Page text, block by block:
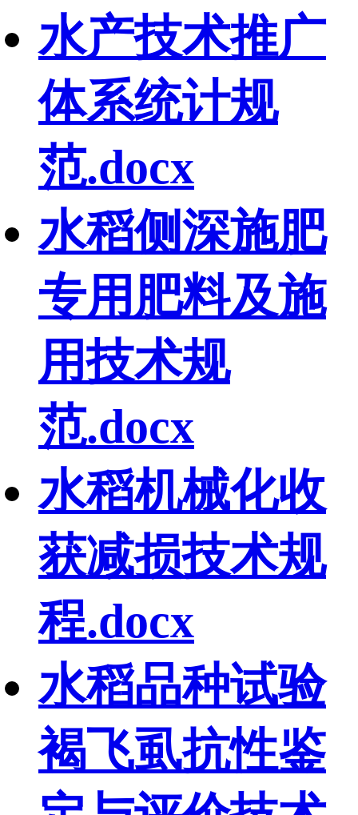
水产技术推广
体系统计规
范.docx
水稻侧深施肥
专用肥料及施
用技术规
范.docx
水稻机械化收
获减损技术规
程.docx
水稻品种试验
褐飞虱抗性鉴